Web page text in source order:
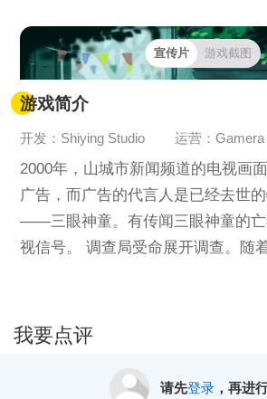
宣传片 游戏截图
游戏简介
开发：Shiying Studio 运营：
2000年，山城市新闻频道的电视画
广告，而广告的代言人是已经去世
——三眼神童。有传闻三眼神童的亡
视信号。 调查局受命展开调查。随
我要点评
请先登录，再进